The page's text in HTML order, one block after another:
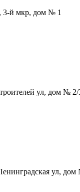
3-й мкр, дом № 1
ул, дом № 2/
ул, дом